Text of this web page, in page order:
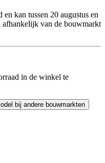
kan tussen 20 augustus en
afhankelijk van de bouwmarkt
in de winkel te
bij andere bouwmarkten